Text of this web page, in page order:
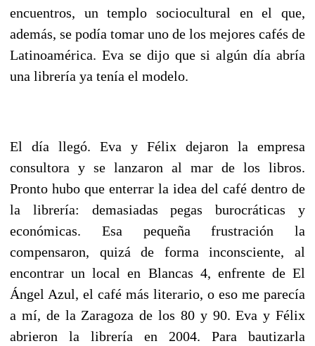
encuentros, un templo sociocultural en el que,
además, se podía tomar uno de los mejores cafés de
Latinoamérica. Eva se dijo que si algún día abría
una librería ya tenía el modelo.
El día llegó. Eva y Félix dejaron la empresa
consultora y se lanzaron al mar de los libros.
Pronto hubo que enterrar la idea del café dentro de
la librería: demasiadas pegas burocráticas y
económicas. Esa pequeña frustración la
compensaron, quizá de forma inconsciente, al
encontrar un local en Blancas 4, enfrente de El
Ángel Azul, el café más literario, o eso me parecía
a mí, de la Zaragoza de los 80 y 90. Eva y Félix
abrieron la librería en 2004. Para bautizarla